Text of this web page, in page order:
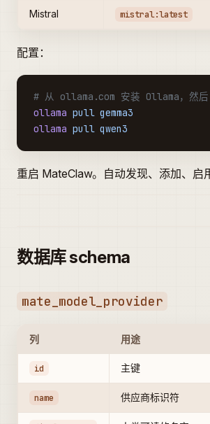
Mistral mistral:latest
配置：
# 从 ollama.com 安装 Ollama，然后
ollama pull gemma3
ollama pull qwen3
重启 MateClaw。自动发现、添加、启
数据库 schema
mate_model_provider
列 用途
id 主键
name 供应商标识符